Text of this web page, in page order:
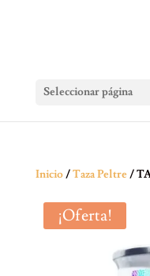
Seleccionar página
Inicio/Taza Peltre/
¡Oferta!